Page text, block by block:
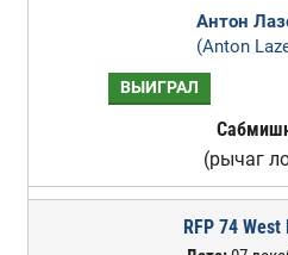
Антон
(Anton
ВЫИГРАЛ
(рычаг
RFP 74